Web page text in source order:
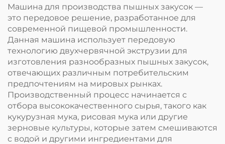
Машина для производства пышных закусок —
это передовое решение, разработанное для
современной пищевой промышленности.
Данная машина использует передовую
технологию двухчервячной экструзии для
изготовления разнообразных пышных закусок,
отвечающих различным потребительским
предпочтениям на мировых рынках.
Производственный процесс начинается с
отбора высококачественного сырья, такого как
кукурузная мука, рисовая мука или другие
зерновые культуры, которые затем смешиваются
с водой и другими ингредиентами для